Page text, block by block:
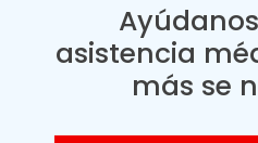
asistencia
más se